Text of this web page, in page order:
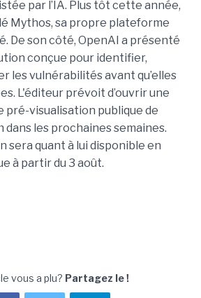
par l’IA. Plus tôt cette année,
Mythos, sa propre plateforme
De son côté, OpenAI a présenté
conçue pour identifier,
les vulnérabilités avant qu’elles
L'éditeur prévoit d’ouvrir une
pré-visualisation publique de
dans les prochaines semaines.
sera quant à lui disponible en
à partir du 3 août.
vous a plu? Partagez le !